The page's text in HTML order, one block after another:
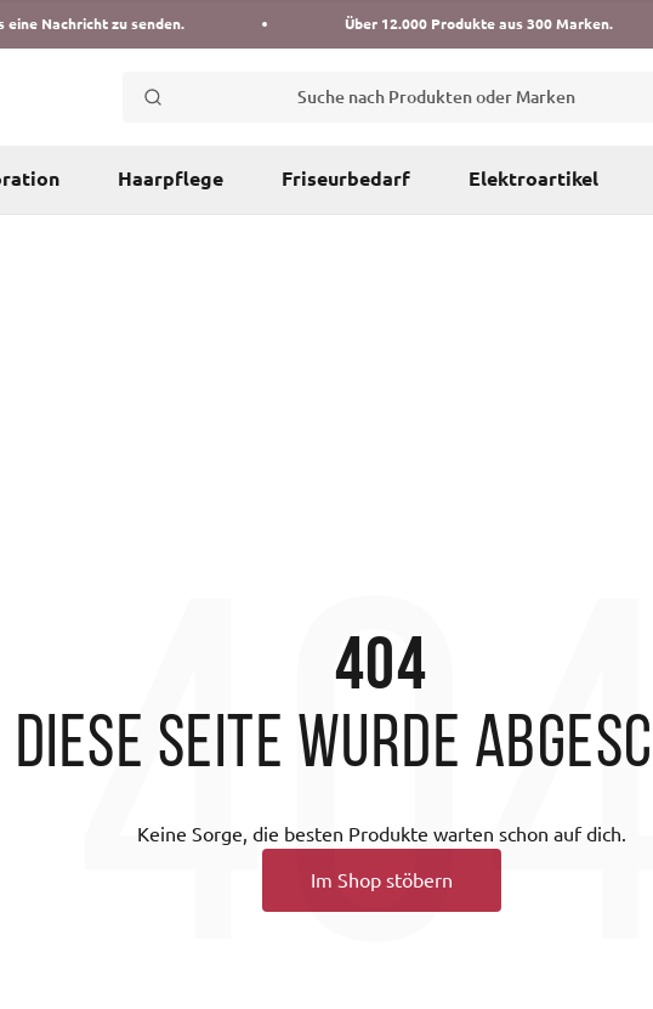
eine Nachricht zu senden. Über 12.000 Produkte aus 300 Marken.
Suche nach Produkten oder Marken
Haarpflege Friseurbedarf Elektroartikel
404
diese Seite wurde
Keine Sorge, die besten Produkte warten schon auf dich.
Im Shop stöbern